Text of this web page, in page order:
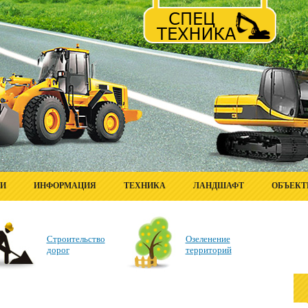
ИНФОРМАЦИЯ ТЕХНИКА ЛАНДШАФТ
Строительство
дорог
Озеленение
территорий